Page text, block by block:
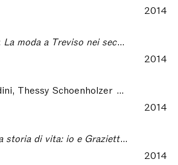
2014
La moda a Treviso nei secoli XVI-XVII. Forme e semantica dell’abbigliamento cittadino – Moda Arte Storia Società. Omaggio a Grazietta Butazzi
2014
Roberta Orsi Landini, Thessy Schoenholzer Nichols:
2014
di vita: io e Grazietta – Moda Arte Storia Società. Omaggio a Grazietta Butazzi
2014